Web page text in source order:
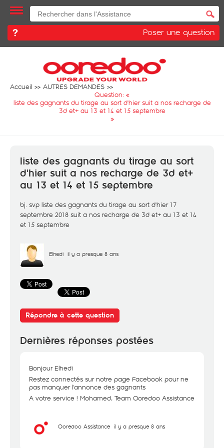
Poser une question
Accueil
AUTRES DEMANDES
Question: «
liste des gagnants du tirage au sort d'hier suit a nos recharge de
3d et+ au 13 et 14 et 15 septembre
»
liste des gagnants du tirage au sort
d'hier suit a nos recharge de 3d et+
au 13 et 14 et 15 septembre
bj. svp liste des gagnants du tirage au sort d'hier 17
septembre 2018 suit a nos recharge de 3d et+ au 13 et 14
et 15 septembre
Elhedi il y a presque 8 ans
Répondre à cette question
Dernières réponses postées
Bonjour Elhedi
Restez connectés sur notre page Facebook pour ne
pas manquer l'annonce des gagnants
A votre service ! Mohamed, Team Ooredoo Assistance
Ooredoo Assistance il y a presque 8 ans